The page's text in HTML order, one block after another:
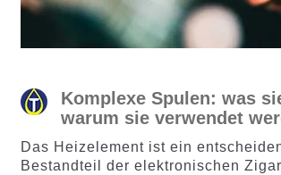
Komplexe Spulen: was
warum sie verwendet
Das Heizelement ist ein
Bestandteil der elektronischen